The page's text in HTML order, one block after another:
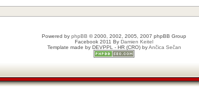
Powered by phpBB © 2000, 2002, 2005, 2007 phpBB Group
Facebook 2011 By Damien Keitel
Template made by DEVPPL - HR (CRO) byAnčica Sečan